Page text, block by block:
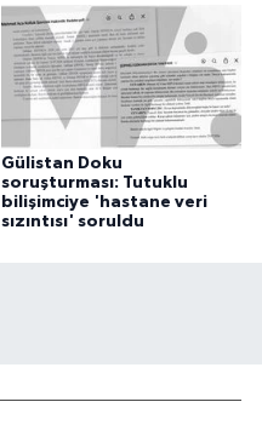
Gülistan Doku
soruşturması: Tutuklu
bilişimciye 'hastane veri
sızıntısı' soruldu